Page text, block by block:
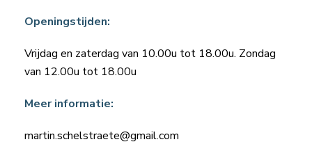
Openingstijden:
Vrijdag en zaterdag van 10.00u tot 18.00u. Zondag
van 12.00u tot 18.00u
Meer informatie:
martin.schelstraete@gmail.com